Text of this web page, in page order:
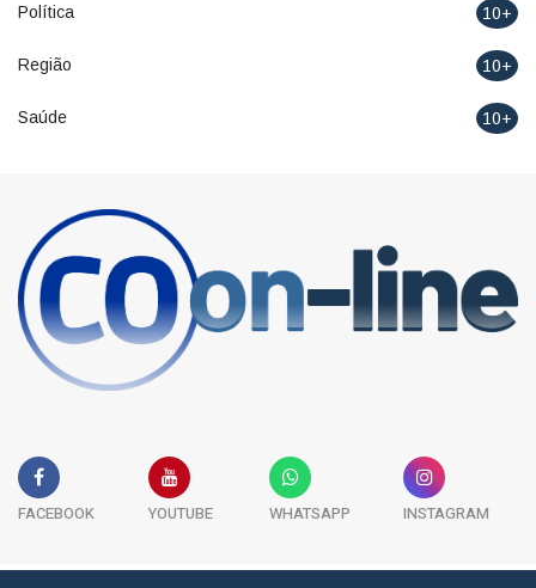
Política 10+
Região 10+
Saúde 10+
FACEBOOK YOUTUBE WHATSAPP INSTAGRAM